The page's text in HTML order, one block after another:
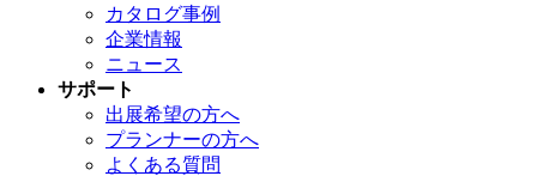
カタログ事例
企業情報
ニュース
サポート
出展希望の方へ
プランナーの方へ
よくある質問